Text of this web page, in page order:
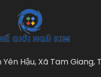
Hậu, Xã Tam Giang,